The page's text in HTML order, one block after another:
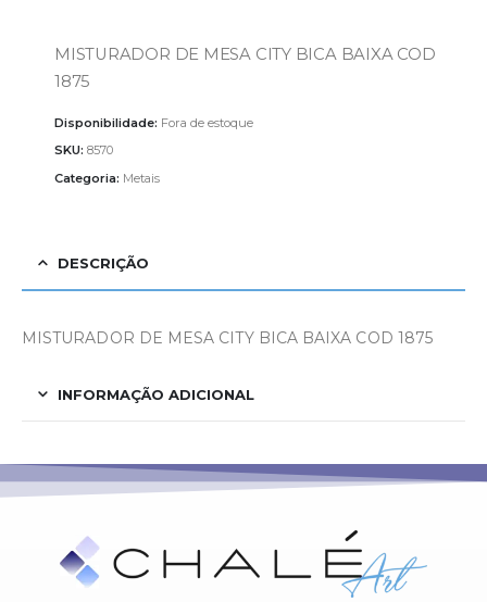
MISTURADOR DE MESA CITY BICA BAIXA COD
1875
Disponibilidade: Fora de estoque
SKU: 8570
Categoria: Metais
DESCRIÇÃO
MISTURADOR DE MESA CITY BICA BAIXA COD 1875
INFORMAÇÃO ADICIONAL